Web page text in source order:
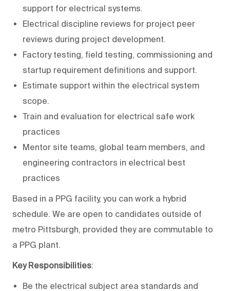
support for electrical systems.
Electrical discipline reviews for project peer
reviews during project development.
Factory testing, field testing, commissioning and
startup requirement definitions and support.
Estimate support within the electrical system
scope.
Train and evaluation for electrical safe work
practices
Mentor site teams, global team members, and
engineering contractors in electrical best
practices
Based in a PPG facility, you can work a hybrid
schedule. We are open to candidates outside of
metro Pittsburgh, provided they are commutable to
a PPG plant.
Key Responsibilities:
Be the electrical subject area standards and